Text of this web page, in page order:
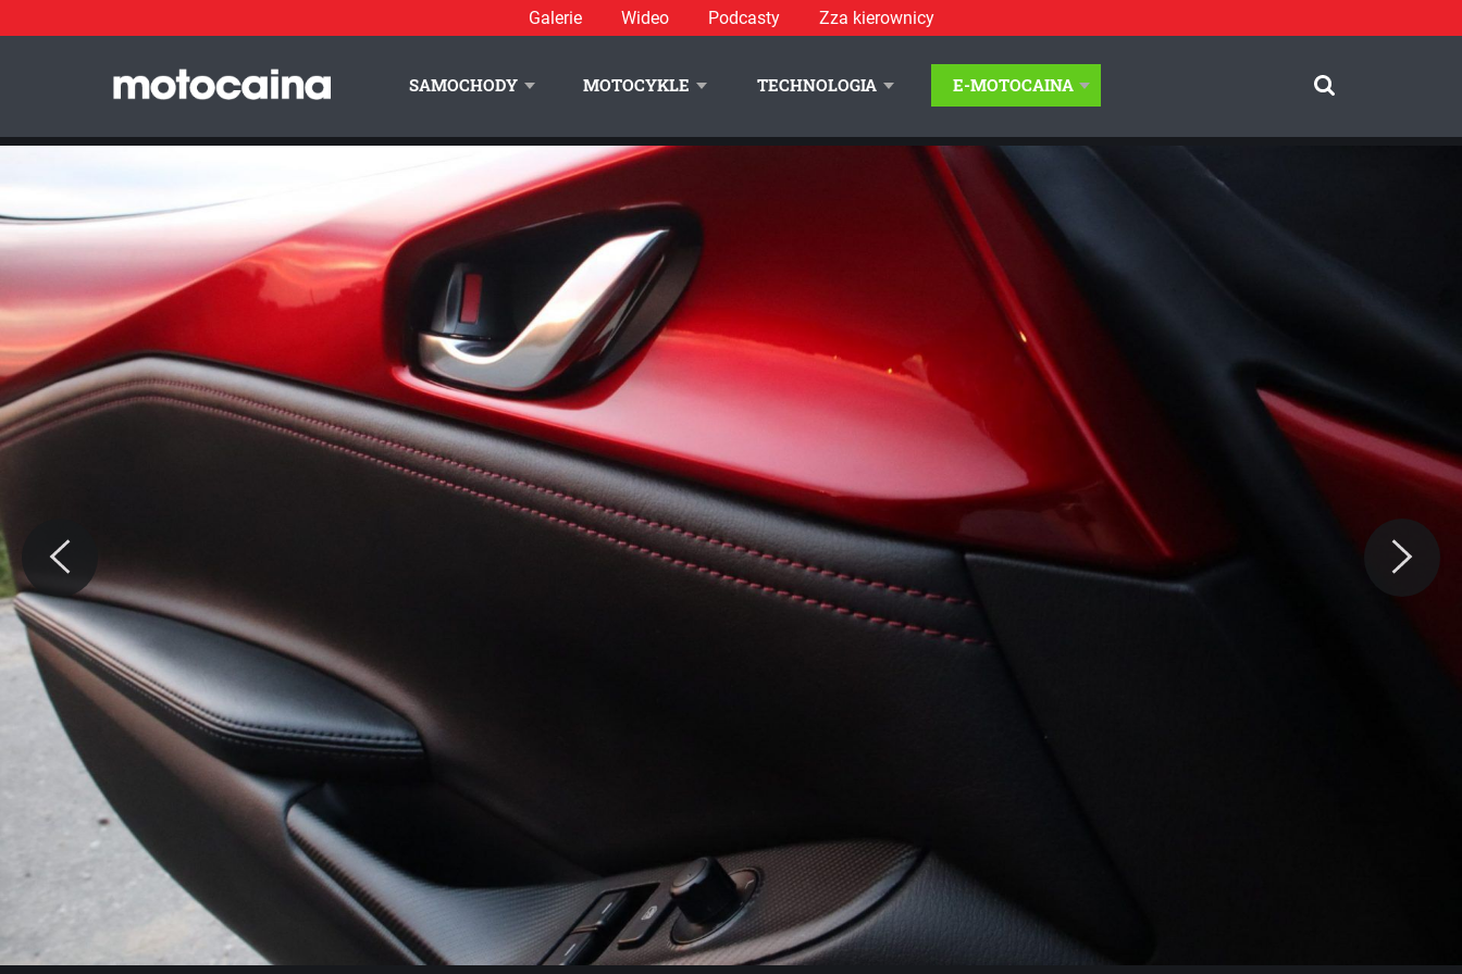
Galerie Wideo Podcasty Zza kierownicy
SAMOCHODY MOTOCYKLE TECHNOLOGIA E-MOTOCAINA
Mazda MX-5 2.0 SkyActiv-G 6MT – smak wolności - zdjęcie 25
ZESPÓŁ MOTOCAINA REGULAMIN POLITYKA PRYWATNOŚCI